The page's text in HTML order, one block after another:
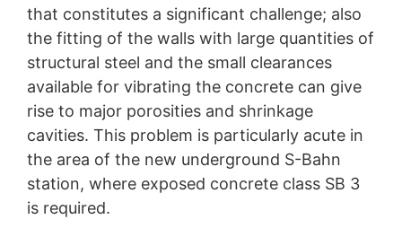
that constitutes a significant challenge; also
the fitting of the walls with large quantities of
structural steel and the small clearances
available for vibrating the concrete can give
rise to major porosities and shrinkage
cavities. This problem is particularly acute in
the area of the new underground S-Bahn
station, where exposed concrete class SB 3
is required.